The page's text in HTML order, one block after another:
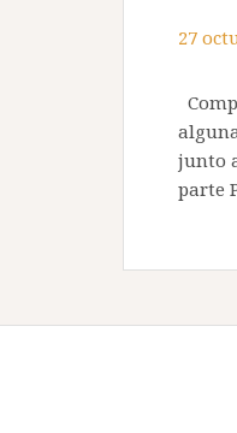
27
junto
parte